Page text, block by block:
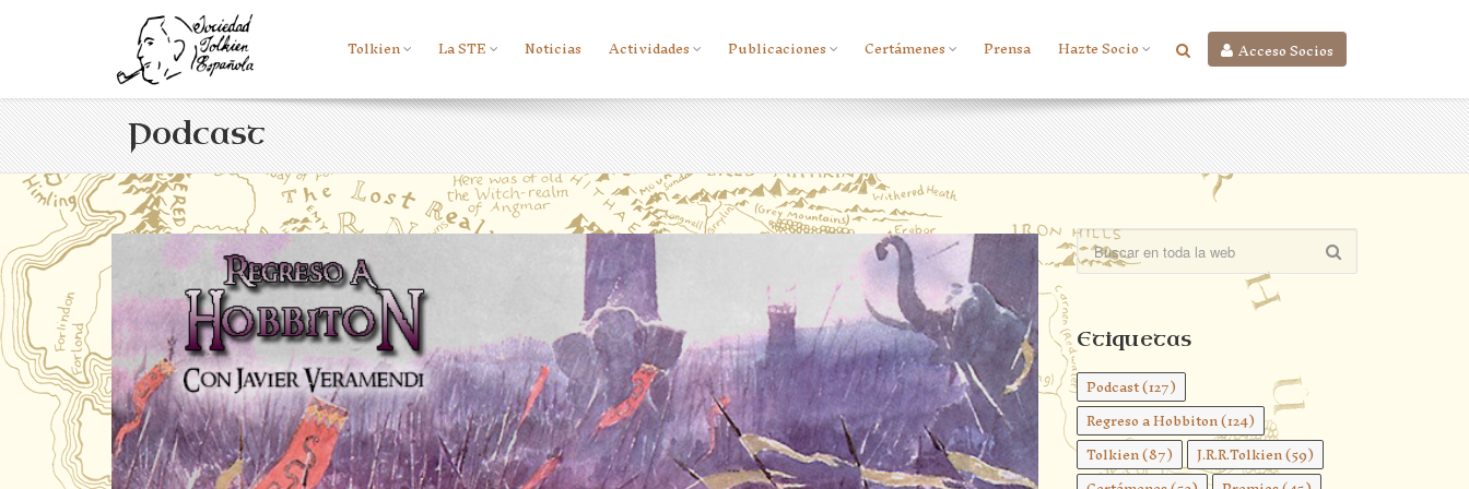
Acceso Socios
Tolkien La STE Noticias Actividades Publicaciones Certámenes Prensa Hazte Socio
Podcast
Etiquetas
Podcast(127)
Regreso a Hobbiton(124)
Tolkien(87) J.R.R.Tolkien(59)